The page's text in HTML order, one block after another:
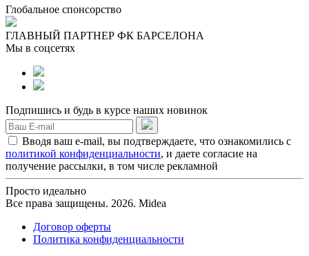
Глобальное спонсорство
ГЛАВНЫЙ ПАРТНЕР ФК БАРСЕЛОНА
Мы в соцсетях
Подпишись и будь в курсе наших новинок
Вводя ваш e-mail, вы подтверждаете, что ознакомились с
политикой конфиденциальности, и даете согласие на
получение рассылки, в том числе рекламной
Просто идеально
Все права защищены. 2026. Midea
Договор оферты
Политика конфиденциальности